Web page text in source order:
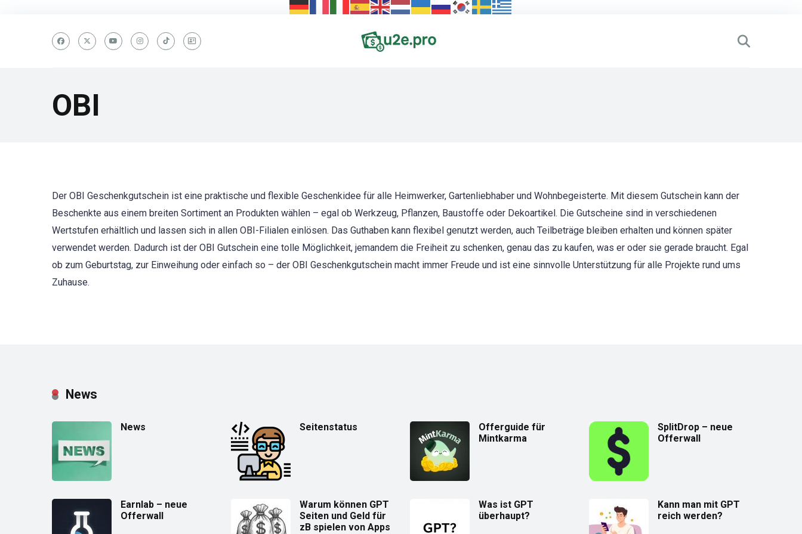
OBI
Der OBI Geschenkgutschein ist eine praktische und flexible Geschenkidee für alle Heimwerker, Gartenliebhaber und Wohnbegeisterte. Mit diesem Gutschein kann der
Beschenkte aus einem breiten Sortiment an Produkten wählen – egal ob Werkzeug, Pflanzen, Baustoffe oder Dekoartikel. Die Gutscheine sind in verschiedenen
Wertstufen erhältlich und lassen sich in allen OBI-Filialen einlösen. Das Guthaben kann flexibel genutzt werden, auch Teilbeträge bleiben erhalten und können später
verwendet werden. Dadurch ist der OBI Gutschein eine tolle Möglichkeit, jemandem die Freiheit zu schenken, genau das zu kaufen, was er oder sie gerade braucht. Egal
ob zum Geburtstag, zur Einweihung oder einfach so – der OBI Geschenkgutschein macht immer Freude und ist eine sinnvolle Unterstützung für alle Projekte rund ums
Zuhause.
News
News Seitenstatus
Offerguide für
Mintkarma
SplitDrop – neue
Offerwall
Earnlab – neue
Offerwall
Warum können GPT
Seiten und Geld für
zB spielen von Apps
Was ist GPT
überhaupt?
Kann man mit GPT
reich werden?